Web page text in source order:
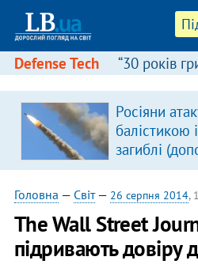
Defense Tech “30 років
Росіяни
балістикою
загиблі
Головна — Світ— 26 серпня 2014,
The Wall Street
підривають довіру